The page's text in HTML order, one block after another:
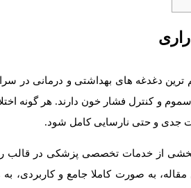
ترین دغدغه های بهداشتی و درمانی در
و کنترل فشار خون دارند. هر گونه
جدی و حتی نارسایی کامل شود.
از خدمات تخصصی پزشکی در قالب
به صورت کاملا جامع و کاربردی،